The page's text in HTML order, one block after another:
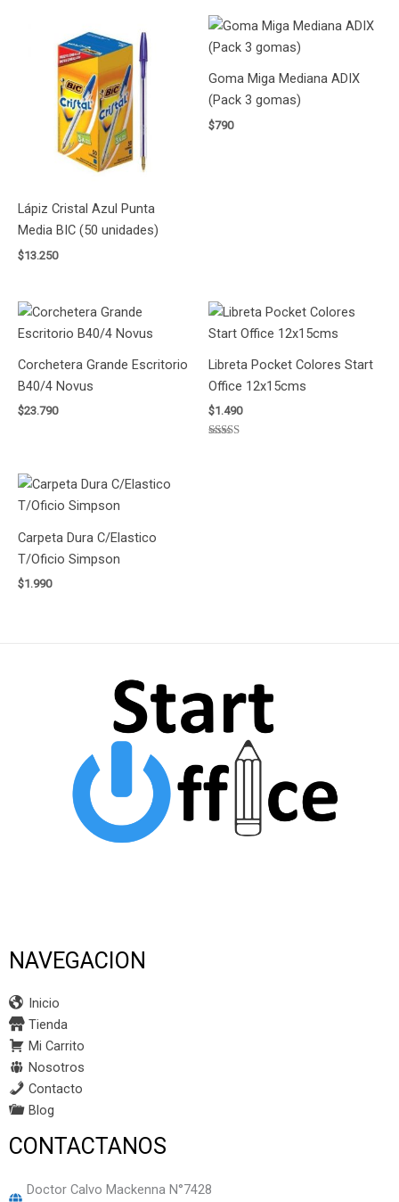
Lápiz Cristal Azul Punta
Media BIC (50 unidades)
$13.250
Goma Miga Mediana ADIX
(Pack 3 gomas)
$790
Corchetera Grande Escritorio
B40/4 Novus
$23.790
Libreta Pocket Colores Start
Office 12x15cms
$1.490
Carpeta Dura C/Elastico
T/Oficio Simpson
$1.990
NAVEGACION
Inicio
Tienda
Mi Carrito
Nosotros
Contacto
Blog
CONTACTANOS
Doctor Calvo Mackenna N°7428